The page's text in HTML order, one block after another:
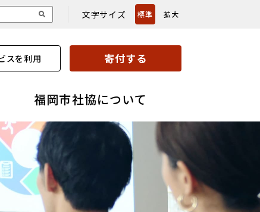
文字サイズ 標準 拡大
スを利用 寄付する
福岡市社協について